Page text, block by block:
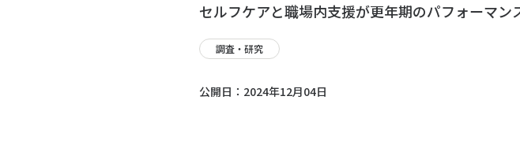
セルフケアと職場内支援が更年期のパフォーマン
調査・研究
公開日： 2024年12月04日